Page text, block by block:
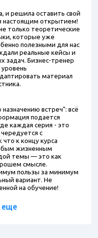
и решила оставить свой
настоящим открытием!
только теоретические
которые уже
полезными для нас
реальные кейсы и
задач. Бизнес-тренер
материал
встреч": всё
подается
каждая серия - это
с
к концу курса
жизненным
темы — это как
смысле.
пользы за минимум
вариант. Не
на обучение!
еще